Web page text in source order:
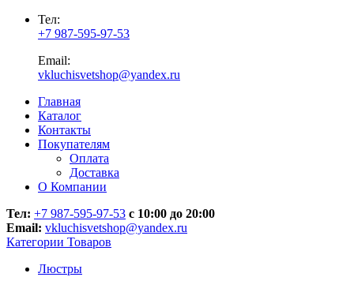
Тел:
+7 987-595-97-53
Email:
vkluchisvetshop@yandex.ru
Главная
Каталог
Контакты
Покупателям
Оплата
Доставка
О Компании
Тел: +7 987-595-97-53 с 10:00 до 20:00
Email: vkluchisvetshop@yandex.ru
Категории Товаров
Люстры